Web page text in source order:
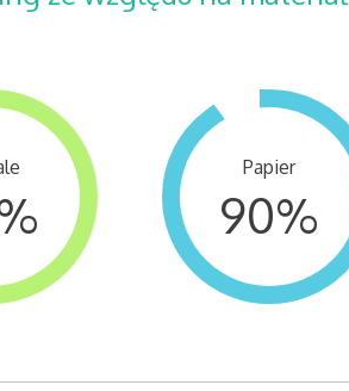
Papier
90%